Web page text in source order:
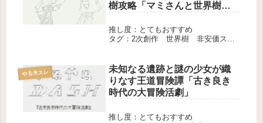
樹攻略「マミさんと世界樹ス
推し度：とてもおすすめ
タグ：2次創作 世界樹 非安価ス
やる夫スレ
未知なる遺跡と謎の少女が織
りなす王道冒険譚「古き良き
時代の大冒険活劇」
推し度：とてもおすすめ